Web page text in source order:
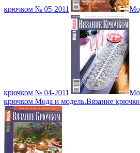
крючком № 05-2011
крючком № 04-2011
крючком Мода и модель.Вязание